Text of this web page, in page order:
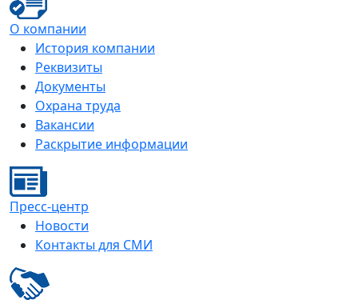
О компании
История компании
Реквизиты
Документы
Охрана труда
Вакансии
Раскрытие информации
Пресс-центр
Новости
Контакты для СМИ